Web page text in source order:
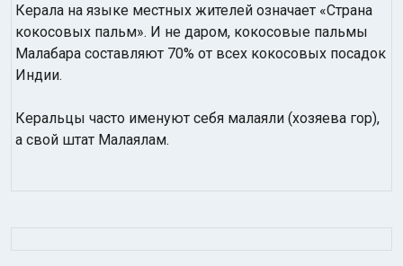
Керала на языке местных жителей означает «Страна
кокосовых пальм». И не даром, кокосовые пальмы
Малабара составляют 70% от всех кокосовых посадок
Индии.
Керальцы часто именуют себя малаяли (хозяева гор),
а свой штат Малаялам.